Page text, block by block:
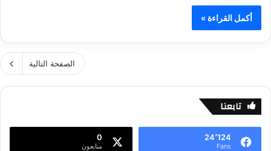
أكمل القراءة »
الصفحة التالية
تابعنا
24٬124
Fans
0
متابعون